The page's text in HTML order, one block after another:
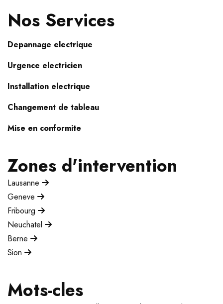
Nos Services
Depannage electrique
Urgence electricien
Installation electrique
Changement de tableau
Mise en conformite
Zones d'intervention
Lausanne
Geneve
Fribourg
Neuchatel
Berne
Sion
Mots-cles